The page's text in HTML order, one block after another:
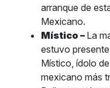
arranque de
Mexicano.
Místico – La
estuvo
Místico, ídolo
mexicano más